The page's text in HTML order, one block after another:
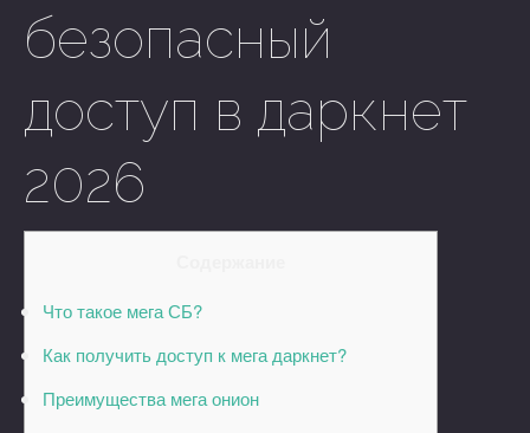
безопасный
доступ в даркнет
2026
Что такое мега СБ?
Как получить доступ к мега даркнет?
Преимущества мега онион